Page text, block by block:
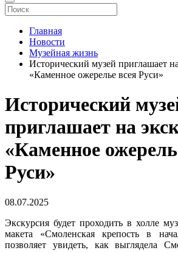
Главная
Новости
Музейная жизнь
Исторический музей приглашает
«Каменное ожерелье всея Руси»
Исторический
приглашает на
«Каменное
Руси»
08.07.2025
Экскурсия будет проходить в холле
макета «Смоленская крепость в
позволяет увидеть, как выглядела